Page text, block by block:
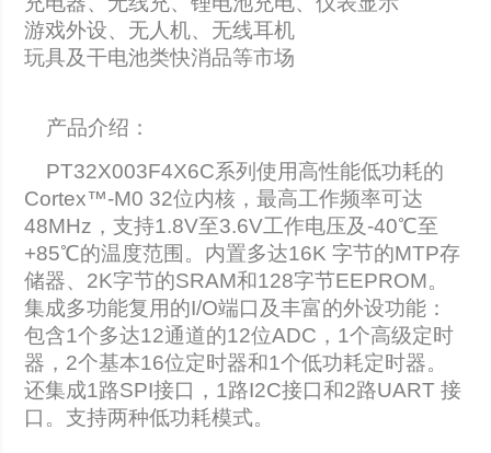
游戏外设、无人机、无线耳机
玩具及干电池类快消品等市场
产品介绍：
PT32X003F4X6C系列使用高性能低功耗的
Cortex™-M0 32位内核，最高工作频率可达
48MHz，支持1.8V至3.6V工作电压及-40℃至
+85℃的温度范围。内置多达16K 字节的MTP存
储器、2K字节的SRAM和128字节EEPROM。
集成多功能复用的I/O端口及丰富的外设功能：
包含1个多达12通道的12位ADC，1个高级定时
器，2个基本16位定时器和1个低功耗定时器。
还集成1路SPI接口，1路I2C接口和2路UART 接
口。支持两种低功耗模式。